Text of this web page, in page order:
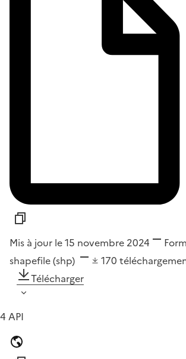
Mis à jour le 15 novembre 2024
shapefile (shp)
170
Télécharger
4 API